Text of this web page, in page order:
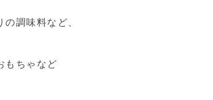
調味料など、
もちゃなど